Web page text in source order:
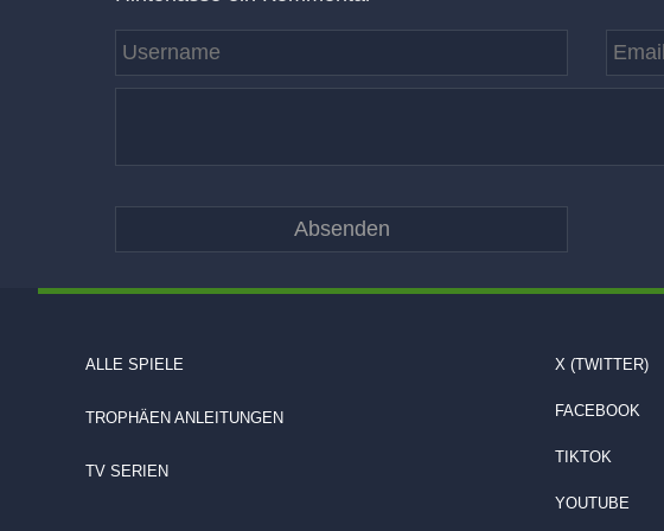
ALLE SPIELE
TROPHÄEN ANLEITUNGEN
TV SERIEN
X (TWITTER)
FACEBOOK
TIKTOK
YOUTUBE